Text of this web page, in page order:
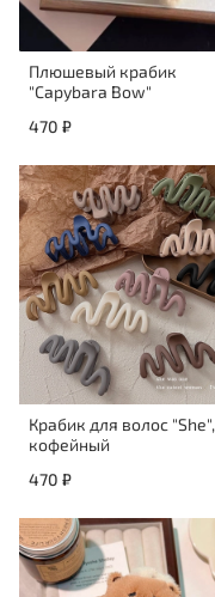
Плюшевый крабик
"Capybara Bow"
470 ₽
Крабик для волос "She",
кофейный
470 ₽